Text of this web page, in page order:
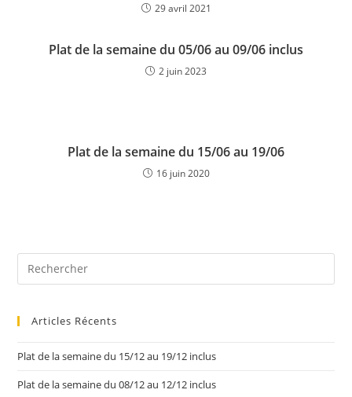
29 avril 2021
Plat de la semaine du 05/06 au 09/06 inclus
2 juin 2023
Plat de la semaine du 15/06 au 19/06
16 juin 2020
Articles Récents
Plat de la semaine du 15/12 au 19/12 inclus
Plat de la semaine du 08/12 au 12/12 inclus